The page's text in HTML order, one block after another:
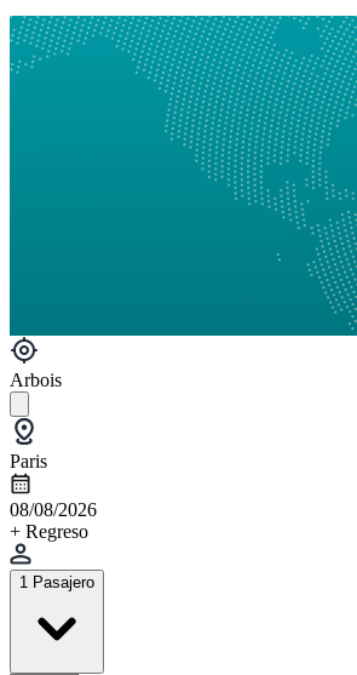
Arbois
Paris
08/08/2026
+ Regreso
1 Pasajero